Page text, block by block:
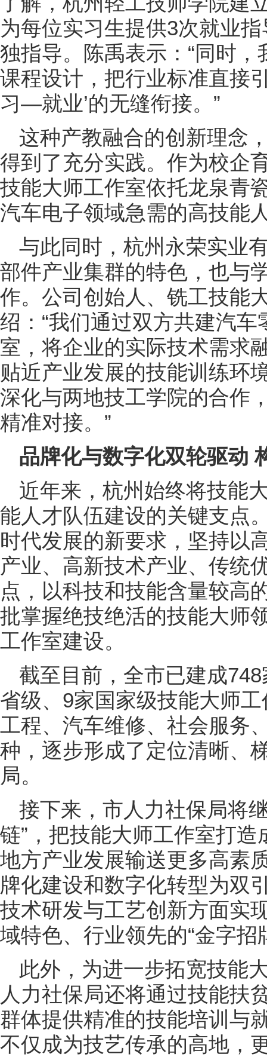
为每位实习生提供3次就业
独指导。陈禹表示：“同时
课程设计，把行业标准直接
习—就业’的无缝衔接。”
这种产教融合的创新理念
得到了充分实践。作为校企
技能大师工作室依托龙泉青
汽车电子领域急需的高技能
与此同时，杭州永荣实业
部件产业集群的特色，也与
作。公司创始人、铣工技能
绍：“我们通过双方共建汽
室，将企业的实际技术需求
贴近产业发展的技能训练环
深化与两地技工学院的合作
精准对接。”
品牌化与数字化双轮驱动
近年来，杭州始终将技能
能人才队伍建设的关键支点
时代发展的新要求，坚持以
产业、高新技术产业、传统
点，以科技和技能含量较高
批掌握绝技绝活的技能大师
工作室建设。
截至目前，全市已建成
省级、9家国家级技能大师
工程、汽车维修、社会服务
种，逐步形成了定位清晰、
局。
接下来，市人力社保局将
链”，把技能大师工作室打造
地方产业发展输送更多高素
牌化建设和数字化转型为双
技术研发与工艺创新方面实
域特色、行业领先的“金字招
此外，为进一步拓宽技能
人力社保局还将通过技能扶
群体提供精准的技能培训与
不仅成为技艺传承的高地，